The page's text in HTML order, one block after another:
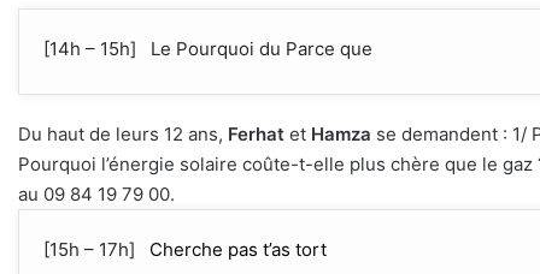
[14h – 15h] Le Pourquoi du Parce que
Du haut de leurs 12 ans, Ferhat et Hamza se demandent :
Pourquoi l’énergie solaire coûte-t-elle plus chère que le
au 09 84 19 79 00.
[15h – 17h] Cherche pas t’as tort